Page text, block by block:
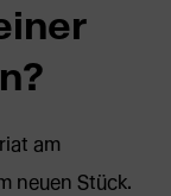
am
neuen Stück.